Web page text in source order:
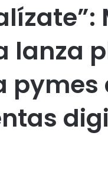
lanza
pymes